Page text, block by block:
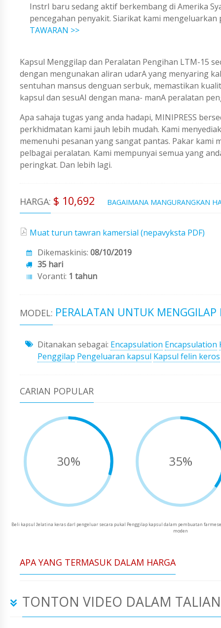
InstrI baru sedang aktif berkembang di Amerika
pencegahan penyakit. Siarikat kami
TAWARAN >>
Kapsul Menggilap dan Peralatan Pengihan LTM-15
dengan mengunakan aliran udarA yang menyaring
sentuhan mansus denguan serbuk, memastikan
kapsul dan sesuAI dengan mana- manA peralatan
Apa sahaja tugas yang anda hadapi, MINIPRESS
perkhidmatan kami jauh lebih mudah. Kami
memenuhi pesanan yang sangat pantas. Pakar
pelbagai peralatan. Kami mempunyai semua yang
peringkat. Dan lebih lagi.
HARGA: $ 10,692 BAGAIMANA MANGURANGKAN
Muat turun tawran kamersial (nepavyksta PDF)
Dikemaskinis: 08/10/2019
35 hari
Voranti: 1 tahun
MODEL: PERALATAN UNTUK
Ditanakan sebagai: Encapsulation Encapsulation
Penggilap Pengeluaran kapsul Kapsul felin keros
CARIAN POPULAR
30%
Beli kapsul želatina keras darI pengeluar secara pukal
35%
Penggilap kapsul dalam pembuatan
moden
APA YANG TERMASUK DALAM HARGA
TONTON VIDEO DALAM TALIAN